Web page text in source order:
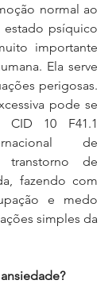
normal ao
estado psíquico
importante
Ela serve
perigosas.
pode se
CID 10 F41.1
de
de
fazendo com
e medo
simples da